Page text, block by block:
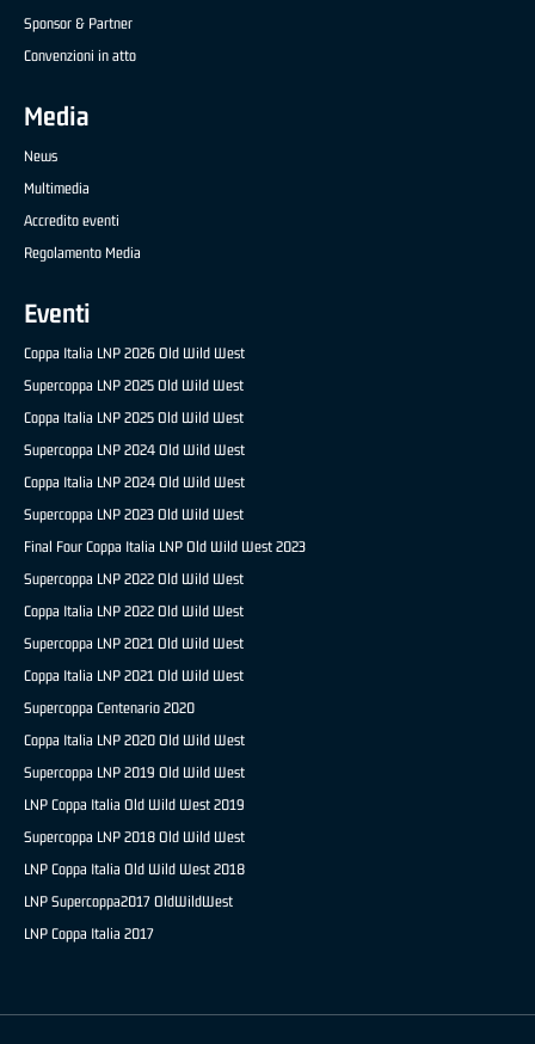
Sponsor & Partner
Convenzioni in atto
Media
News
Multimedia
Accredito eventi
Regolamento Media
Eventi
Coppa Italia LNP 2026 Old Wild West
Supercoppa LNP 2025 Old Wild West
Coppa Italia LNP 2025 Old Wild West
Supercoppa LNP 2024 Old Wild West
Coppa Italia LNP 2024 Old Wild West
Supercoppa LNP 2023 Old Wild West
Final Four Coppa Italia LNP Old Wild West 2023
Supercoppa LNP 2022 Old Wild West
Coppa Italia LNP 2022 Old Wild West
Supercoppa LNP 2021 Old Wild West
Coppa Italia LNP 2021 Old Wild West
Supercoppa Centenario 2020
Coppa Italia LNP 2020 Old Wild West
Supercoppa LNP 2019 Old Wild West
LNP Coppa Italia Old Wild West 2019
Supercoppa LNP 2018 Old Wild West
LNP Coppa Italia Old Wild West 2018
LNP Supercoppa2017 OldWildWest
LNP Coppa Italia 2017